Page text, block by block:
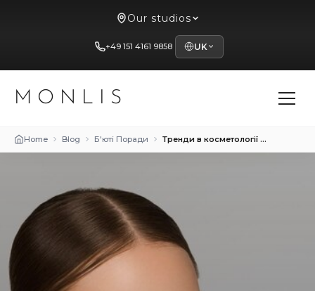
Our studios
+49 151 4161 9858 UK
MONLIS
Home Blog Б'юті Поради Тренди в косметології 2024 року: що буде популярно цього року